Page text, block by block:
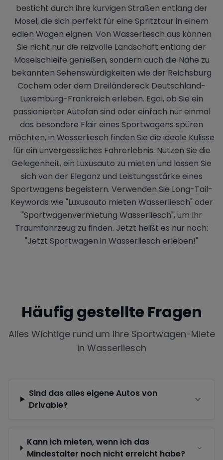
besticht durch ihre kurvigen Straßen entlang der
Mosel, die sich perfekt für eine Spritztour in einem
edlen Wagen eignen. Von Wasserliesch aus können
Sie nicht nur die reizvolle Landschaft entlang der
Moselschleife genießen, sondern auch die Nähe zu
bekannten Sehenswürdigkeiten wie der Reichsburg
Cochem oder dem Dreiländereck Deutschland-
Luxemburg-Frankreich erleben. Egal, ob Sie ein
passionierter Autofan sind oder einfach nur einmal
das besondere Flair eines Sportwagens spüren
möchten, in Wasserliesch finden Sie die ideale Kulisse
für ein unvergessliches Fahrerlebnis. Nutzen Sie die
Gelegenheit, ein Luxusauto zu mieten und lassen Sie
sich von der Eleganz und Leistungsstärke eines
Sportwagens begeistern. Verwenden Sie Long-Tail-
Keywords wie "Luxusauto mieten Wasserliesch" oder
"Sportwagenvermietung Wasserliesch", um Ihr
Traumfahrzeug zu finden. Jetzt heißt es nur noch:
"Jetzt Sportwagen in Wasserliesch erleben!"
Häufig gestellte Fragen
Alles Wichtige rund um Ihre Sportwagen-Miete
in Wasserliesch
Sind das alles eigene Autos von
Drivable?
Kann ich mieten, wenn ich das
Mindestalter noch nicht erreicht habe?